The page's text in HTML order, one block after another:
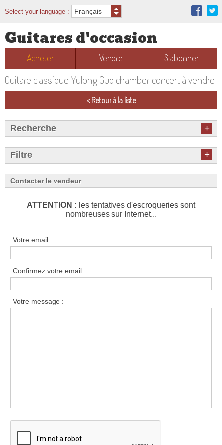
Select your language :
Guitares d'occasion
Acheter Vendre S'abonner
Guitare classique Yulong Guo chamber concert à vendre
< Retour à la liste
Recherche +
Filtre +
Contacter le vendeur
ATTENTION : les tentatives d'escroqueries sont
nombreuses sur Internet...
Votre email :
Confirmez votre email :
Votre message :